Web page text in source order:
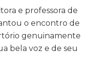
e professora de
o encontro de
genuinamente
bela voz e de seu